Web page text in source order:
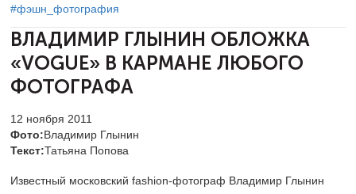
#фэшн_фотография
ВЛАДИМИР ГЛЫНИН ОБЛОЖКА
«VOGUE» В КАРМАНЕ ЛЮБОГО
ФОТОГРАФА
12 ноября 2011
Фото:Владимир Глынин
Текст:Татьяна Попова
Известный московский fashion-фотограф Владимир Глынин